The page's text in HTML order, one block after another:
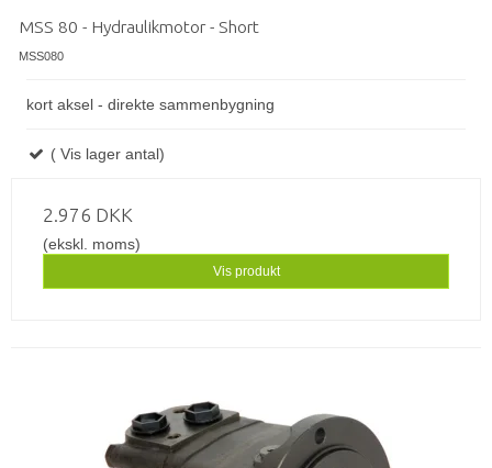
MSS 80 - Hydraulikmotor - Short
MSS080
kort aksel - direkte sammenbygning
( Vis lager antal)
2.976 DKK
(ekskl. moms)
Vis produkt